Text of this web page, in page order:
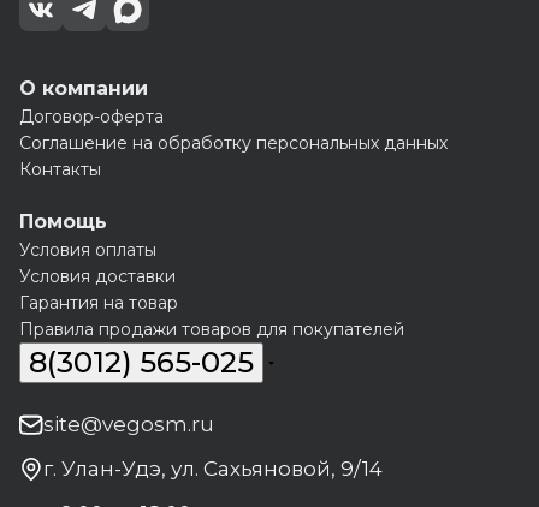
О компании
Договор-оферта
Соглашение на обработку персональных данных
Контакты
Помощь
Условия оплаты
Условия доставки
Гарантия на товар
Правила продажи товаров для покупателей
8(3012) 565-025
site@vegosm.ru
г. Улан-Удэ, ул. Сахьяновой, 9/14